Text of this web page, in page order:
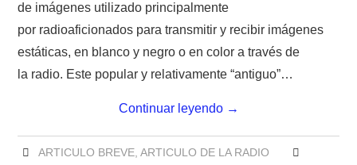
MODOS DIGITALES
MORSE CW APRENDE Y MAS
PATROCINADORES
de imágenes utilizado principalmente
por radioaficionados para transmitir y recibir imágenes
estáticas, en blanco y negro o en color a través de
la radio. Este popular y relativamente “antiguo”…
Continuar leyendo →
ARTICULO BREVE, ARTICULO DE LA RADIO